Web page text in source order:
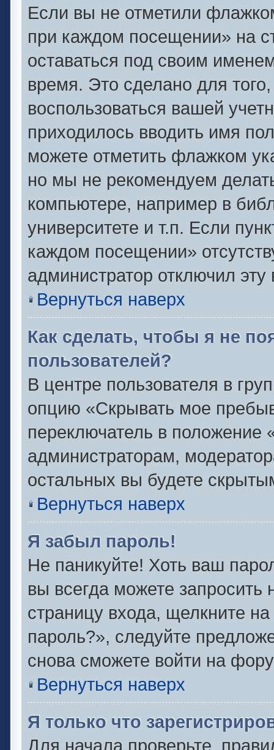
Если вы не отметили
при каждом посещении» на
оставаться под своим
время. Это сделано для
воспользоваться вашей
приходилось вводить имя
можете отметить флажком
но мы не рекомендуем
компьютере, например в
университете и т.п. Если
каждом посещении»
администратор отключил эту
Вернуться наверх
Как сделать, чтобы я не
пользователей?
В центре пользователя в
опцию «Скрывать мое
переключатель в положение
администраторам,
остальных вы будете
Вернуться наверх
Я забыл пароль!
Не паникуйте! Хоть ваш
вы всегда можете запросить
страницу входа, щелкните
пароль?», следуйте
снова сможете войти на
Вернуться наверх
Я только что
Для начала проверьте,